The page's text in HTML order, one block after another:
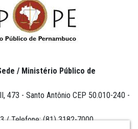
/ Ministério Público de
473 - Santo Antônio CEP 50.010-240 -
/ Telefone: (81) 3182-7000